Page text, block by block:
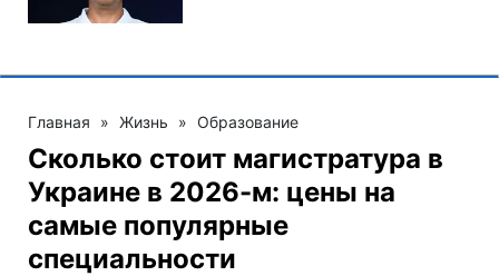
Главная » Жизнь » Образование
Сколько стоит магистратура в
Украине в 2026-м: цены на
самые популярные
специальности